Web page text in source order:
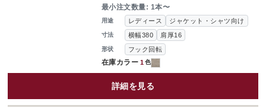
用途 レディース ジャケット・シャツ向け
寸法 横幅380 肩厚16
形状 フック回転
在庫カラー 1色
最小注文数量: 1本〜
詳細を見る